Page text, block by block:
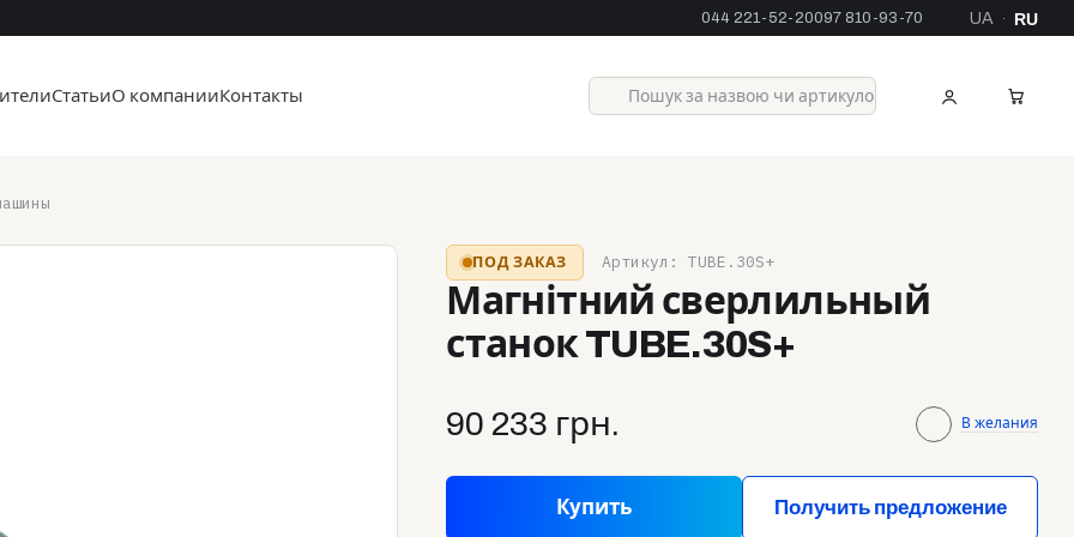
044 221-52-20097 810-93-70 UA · RU
СтатьиО компанииКонтакты
Магнітний сверлильный
станок TUBE.30S+
ПОД ЗАКАЗ Артикул: TUBE.30S+
90 233 грн. В желания
Купить Получить предложение